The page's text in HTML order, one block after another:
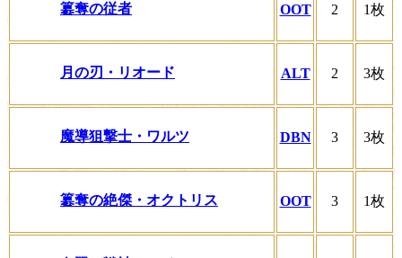
簒奪の従者 OOT 2 1枚
月の刃・リオード ALT 2 3枚
魔導狙撃士・ワルツ DBN 3 3枚
簒奪の絶傑・オクトリス OOT 3 1枚